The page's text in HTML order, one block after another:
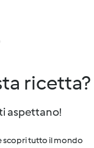
ricetta?
aspettano!
scopri tutto il mondo